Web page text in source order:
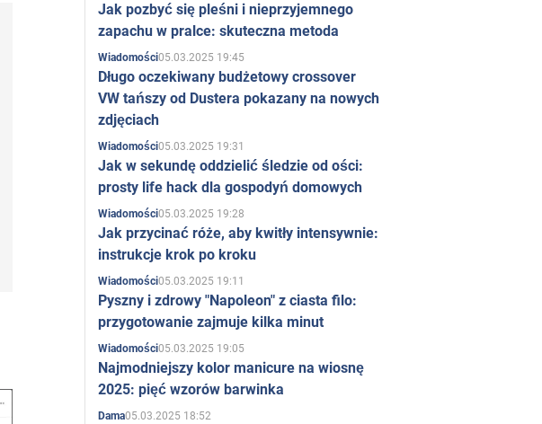
Jak pozbyć się pleśni i nieprzyjemnego
zapachu w pralce: skuteczna metoda
Wiadomości05.03.2025 19:45
Długo oczekiwany budżetowy crossover
VW tańszy od Dustera pokazany na nowych
zdjęciach
Wiadomości05.03.2025 19:31
Jak w sekundę oddzielić śledzie od ości:
prosty life hack dla gospodyń domowych
Wiadomości05.03.2025 19:28
Jak przycinać róże, aby kwitły intensywnie:
instrukcje krok po kroku
Wiadomości05.03.2025 19:11
Pyszny i zdrowy "Napoleon" z ciasta filo:
przygotowanie zajmuje kilka minut
Wiadomości05.03.2025 19:05
Najmodniejszy kolor manicure na wiosnę
2025: pięć wzorów barwinka
Dama05.03.2025 18:52